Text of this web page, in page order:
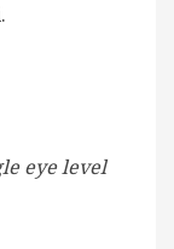
eye level